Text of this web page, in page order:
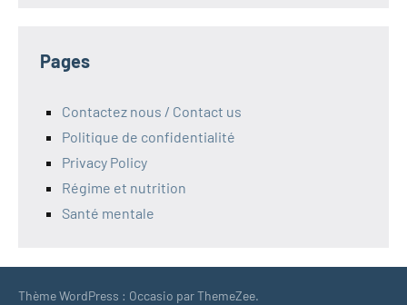
Pages
Contactez nous / Contact us
Politique de confidentialité
Privacy Policy
Régime et nutrition
Santé mentale
Thème WordPress : Occasio par ThemeZee.